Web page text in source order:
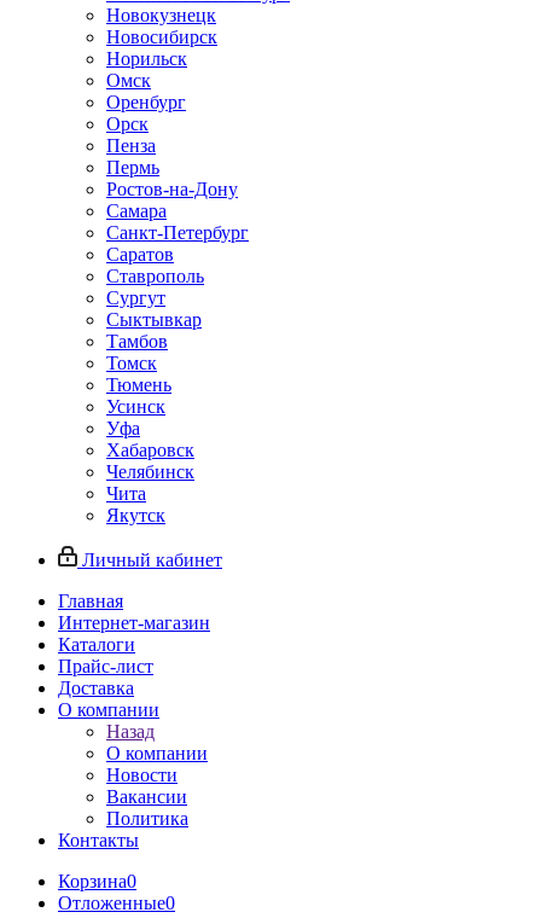
Новокузнецк
Новосибирск
Норильск
Омск
Оренбург
Орск
Пенза
Пермь
Ростов-на-Дону
Самара
Санкт-Петербург
Саратов
Ставрополь
Сургут
Сыктывкар
Тамбов
Томск
Тюмень
Усинск
Уфа
Хабаровск
Челябинск
Чита
Якутск
Личный кабинет
Главная
Интернет-магазин
Каталоги
Прайс-лист
Доставка
О компании
Назад
О компании
Новости
Вакансии
Политика
Контакты
Корзина0
Отложенные0